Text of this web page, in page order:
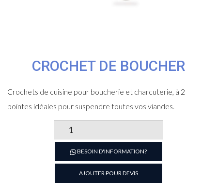
CROCHET DE BOUCHER
Crochets de cuisine pour boucherie et charcuterie, à 2
pointes idéales pour suspendre toutes vos viandes.
de
Crochet
de
boucher
BESOIN D'INFORMATION?
AJOUTER POUR DEVIS